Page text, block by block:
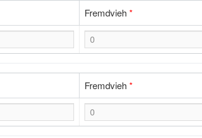
Fremdvieh*
Fremdvieh*